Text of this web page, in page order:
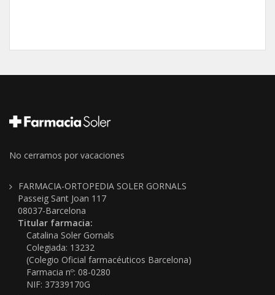
No cerramos por vacaciones
FARMACIA-ORTOPEDIA SOLER GORNALS
Passeig Sant Joan 117
08037-Barcelona
Titular farmacia:
Catalina Soler Gornals
Colegiada: 13232
(Colegio Oficial farmacéuticos Barcelona)
Farmacia nº: 08-0280
NIF: 37339170G